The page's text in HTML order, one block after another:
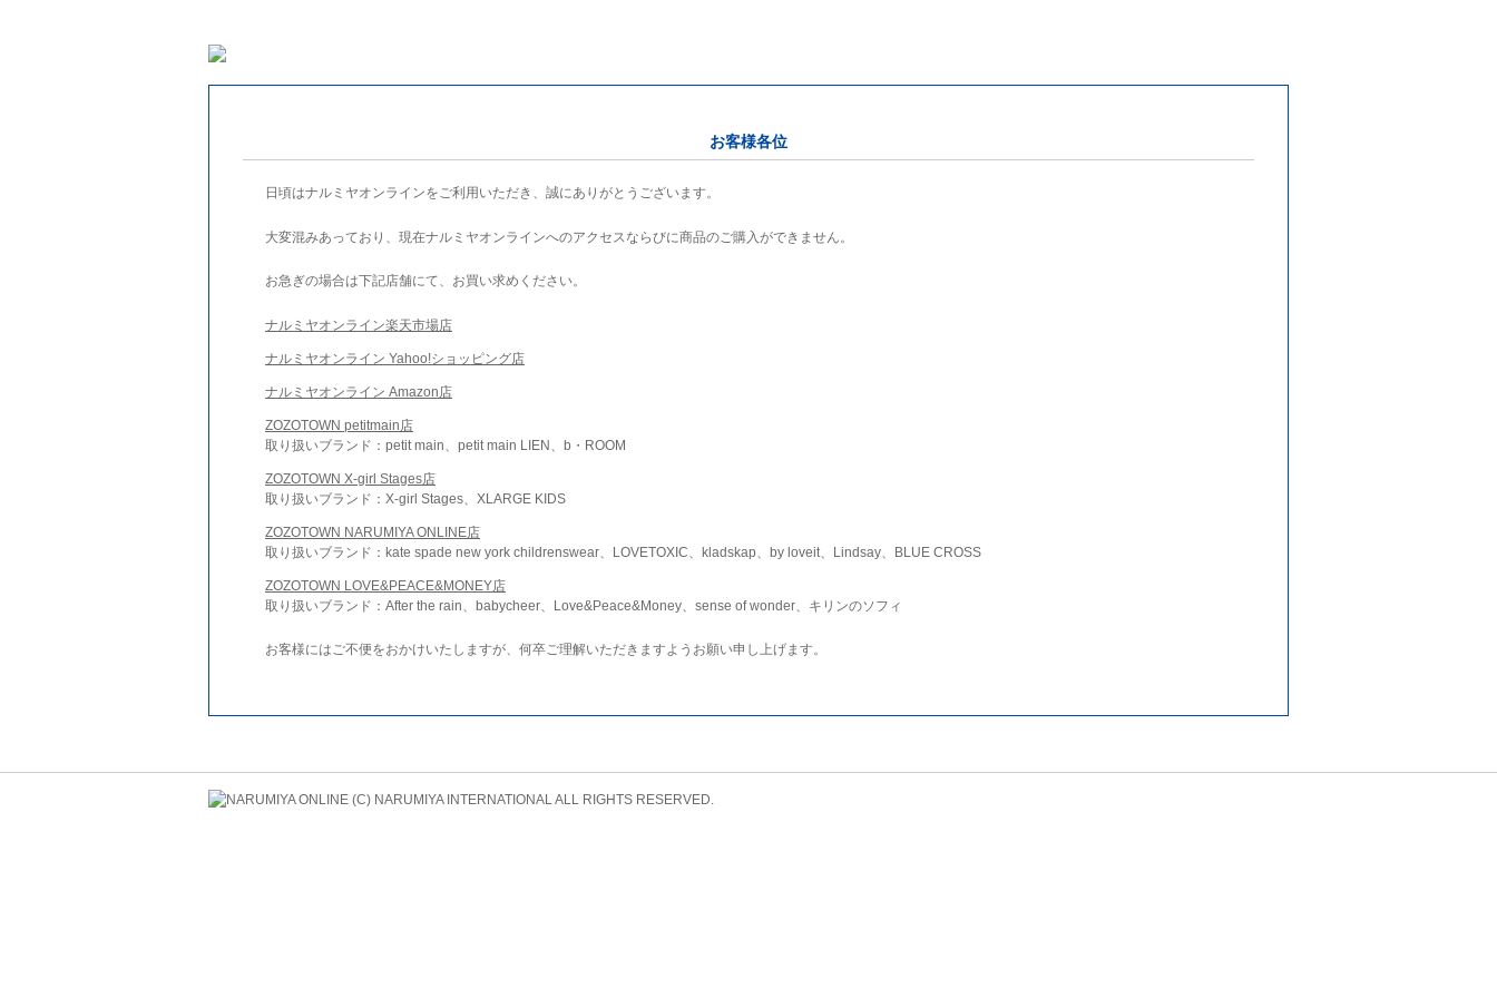
お客様各位
日頃はナルミヤオンラインをご利用いただき、誠にありがとうございます。
大変混みあっており、現在ナルミヤオンラインへのアクセスならびに商品のご購入ができません。
お急ぎの場合は下記店舗にて、お買い求めください。
ナルミヤオンライン楽天市場店
ナルミヤオンライン Yahoo!ショッピング店
ナルミヤオンライン Amazon店
ZOZOTOWN petitmain店
取り扱いブランド：petit main、petit main LIEN、b・ROOM
ZOZOTOWN X-girl Stages店
取り扱いブランド：X-girl Stages、XLARGE KIDS
ZOZOTOWN NARUMIYA ONLINE店
取り扱いブランド：kate spade new york childrenswear、LOVETOXIC、kladskap、by loveit、Lindsay、BLUE CROSS
ZOZOTOWN LOVE&PEACE&MONEY店
取り扱いブランド：After the rain、babycheer、Love&Peace&Money、sense of wonder、キリンのソフィ
お客様にはご不便をおかけいたしますが、何卒ご理解いただきますようお願い申し上げます。